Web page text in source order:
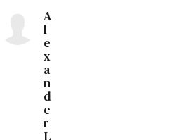
A
l
e
x
a
n
d
e
r
L